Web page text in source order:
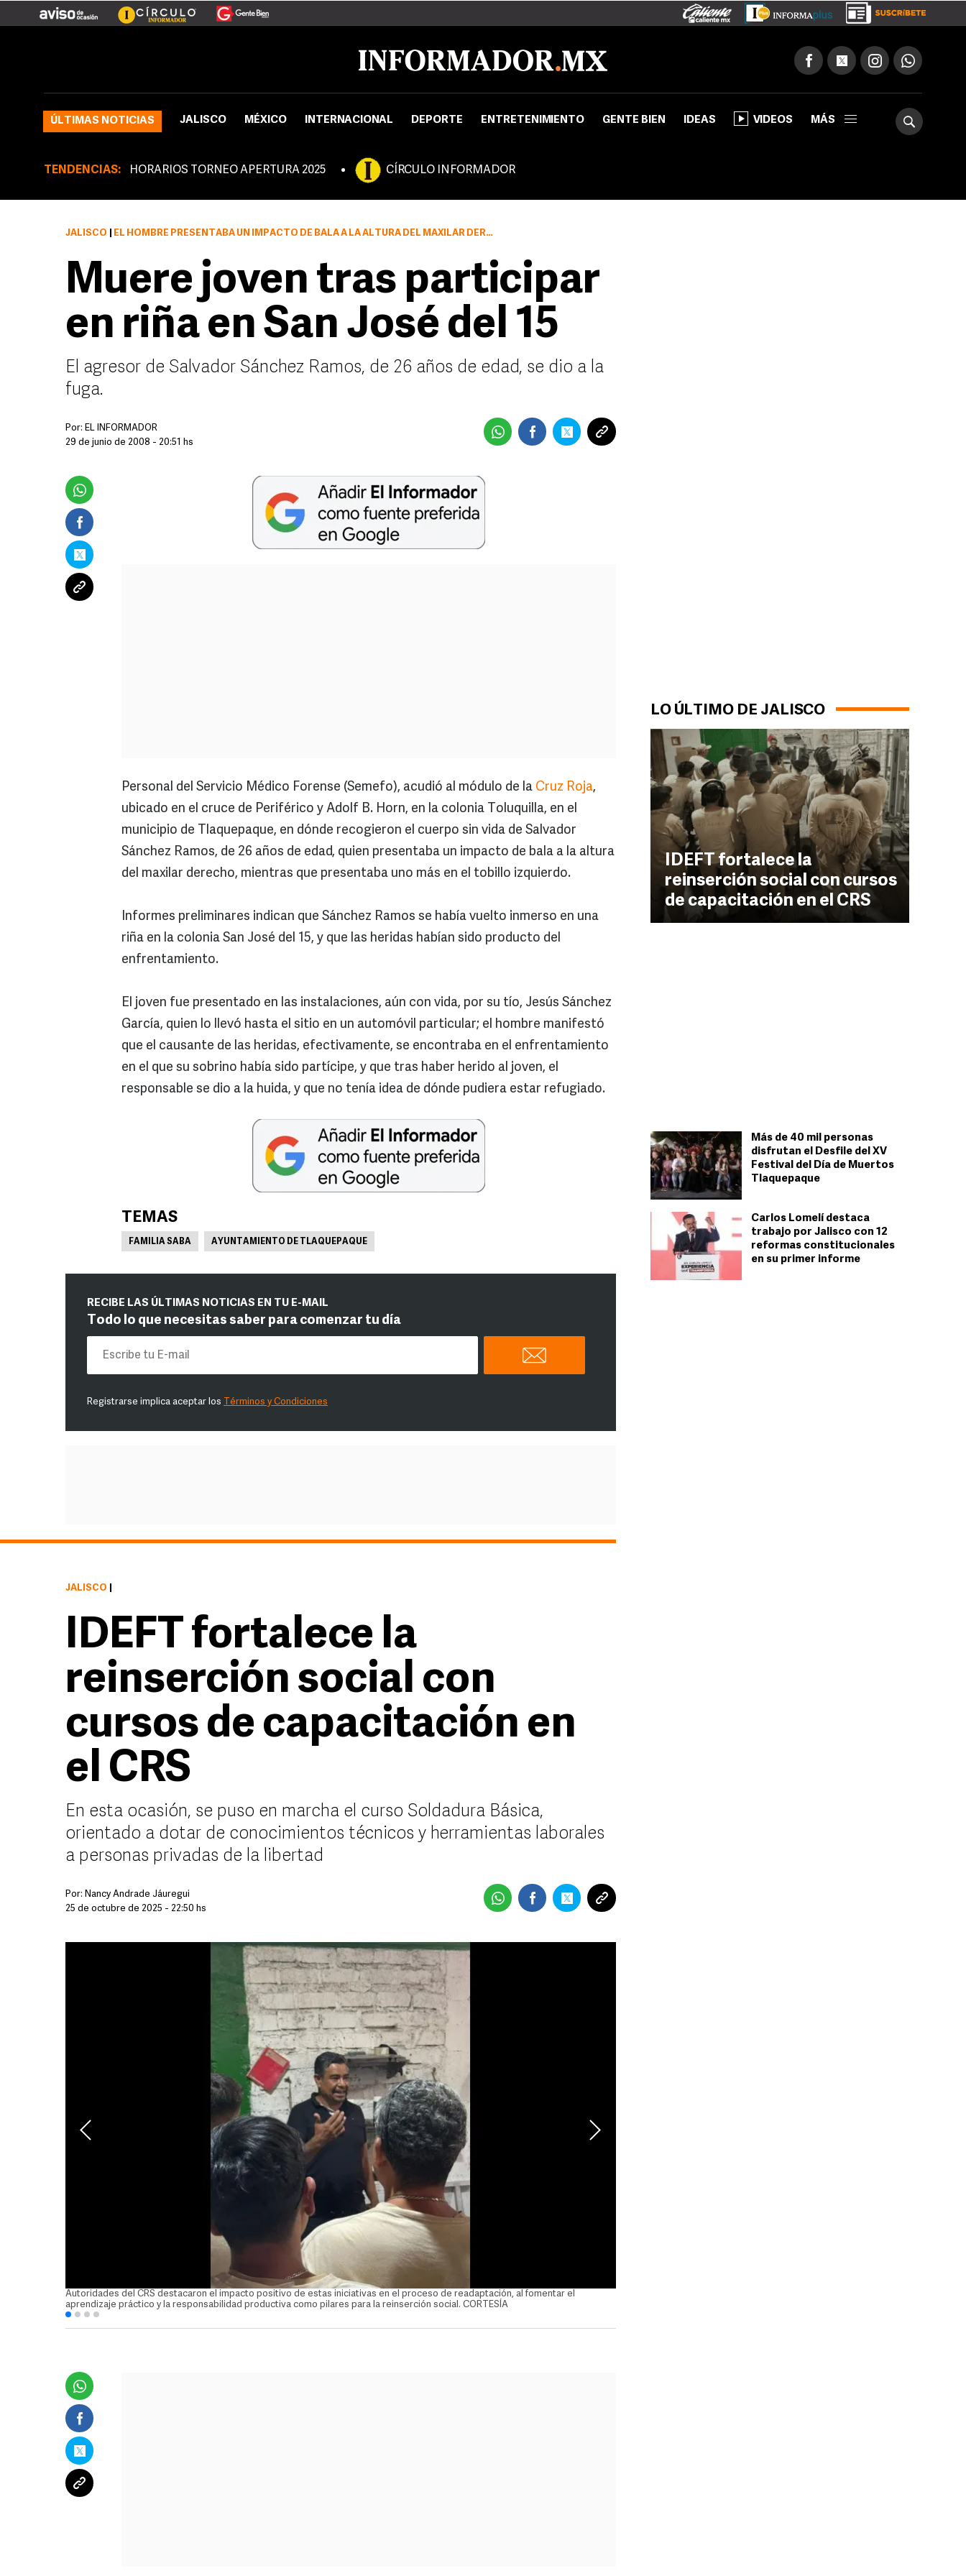
ÚLTIMAS NOTICIAS JALISCO MÉXICO INTERNACIONAL DEPORTE ENTRETENIMIENTO GENTE BIEN IDEAS VIDEOS MÁS
TENDENCIAS: HORARIOS TORNEO APERTURA 2025 CÍRCULO INFORMADOR
LO ÚLTIMO DE JALISCO
IDEFT fortalece la
reinserción social con cursos
de capacitación en el CRS
Más de 40 mil personas
disfrutan el Desfile del XV
Festival del Día de Muertos
Tlaquepaque
Carlos Lomelí destaca
trabajo por Jalisco con 12
reformas constitucionales
en su primer informe
JALISCO EL HOMBRE PRESENTABA UN IMPACTO DE BALA A LA ALTURA DEL MAXILAR DERECHO Y UNO MÁS EN EL TOBILLO IZQUIERDO.
Muere joven tras participar
en riña en San José del 15
El agresor de Salvador Sánchez Ramos, de 26 años de edad, se dio a la
fuga.
Por: EL INFORMADOR
29 de junio de 2008 - 20:51 hs
Personal del Servicio Médico Forense (Semefo), acudió al módulo de la Cruz Roja,
ubicado en el cruce de Periférico y Adolf B. Horn, en la colonia Toluquilla, en el
municipio de Tlaquepaque, en dónde recogieron el cuerpo sin vida de Salvador
Sánchez Ramos, de 26 años de edad, quien presentaba un impacto de bala a la altura
del maxilar derecho, mientras que presentaba uno más en el tobillo izquierdo.
Informes preliminares indican que Sánchez Ramos se había vuelto inmerso en una
riña en la colonia San José del 15, y que las heridas habían sido producto del
enfrentamiento.
El joven fue presentado en las instalaciones, aún con vida, por su tío, Jesús Sánchez
García, quien lo llevó hasta el sitio en un automóvil particular; el hombre manifestó
que el causante de las heridas, efectivamente, se encontraba en el enfrentamiento
en el que su sobrino había sido partícipe, y que tras haber herido al joven, el
responsable se dio a la huida, y que no tenía idea de dónde pudiera estar refugiado.
TEMAS
FAMILIA SABA AYUNTAMIENTO DE TLAQUEPAQUE
RECIBE LAS ÚLTIMAS NOTICIAS EN TU E-MAIL
Todo lo que necesitas saber para comenzar tu día
Registrarse implica aceptar los Términos y Condiciones
JALISCO
IDEFT fortalece la
reinserción social con
cursos de capacitación en
el CRS
En esta ocasión, se puso en marcha el curso Soldadura Básica,
orientado a dotar de conocimientos técnicos y herramientas laborales
a personas privadas de la libertad
Por: Nancy Andrade Jáuregui
25 de octubre de 2025 - 22:50 hs
Autoridades del CRS destacaron el impacto positivo de estas iniciativas en el proceso de readaptación, al fomentar el
aprendizaje práctico y la responsabilidad productiva como pilares para la reinserción social. CORTESÍA